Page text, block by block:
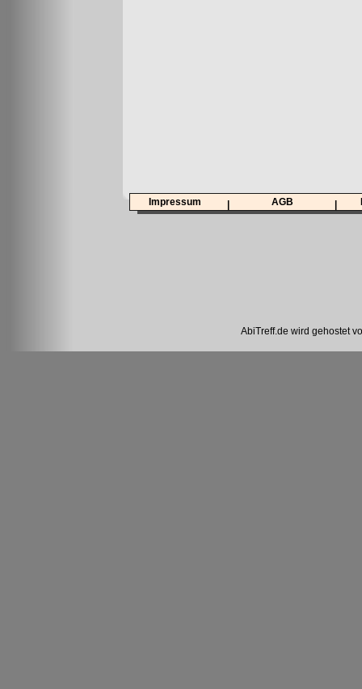
Impressum AGB
AbiTreff.de wird gehostet